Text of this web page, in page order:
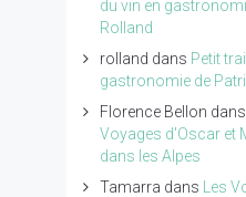
du vin en
Rolland
rolland dans Petit
gastronomie de
Florence Bellon dans
Voyages d'Oscar et
dans les Alpes
Tamarra dans
Les